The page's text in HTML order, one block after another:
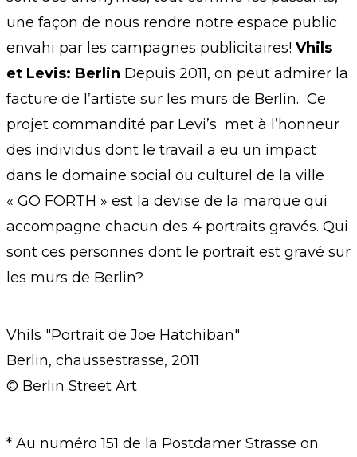
une façon de nous rendre notre espace public
envahi par les campagnes publicitaires! Vhils
et Levis: Berlin Depuis 2011, on peut admirer la
facture de l’artiste sur les murs de Berlin. Ce
projet commandité par Levi’s met à l’honneur
des individus dont le travail a eu un impact
dans le domaine social ou culturel de la ville
« GO FORTH » est la devise de la marque qui
accompagne chacun des 4 portraits gravés. Qui
sont ces personnes dont le portrait est gravé sur
les murs de Berlin?
Vhils "Portrait de Joe Hatchiban"
Berlin, chaussestrasse, 2011
© Berlin Street Art
* Au numéro 151 de la Postdamer Strasse on